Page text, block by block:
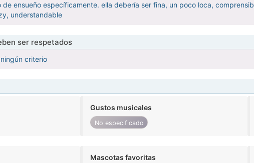
ensueño específicamente. ella debería ser fina, un poco loca,
understandable
ser respetados
criterio
Gustos musicales
No especificado
Mascotas favoritas